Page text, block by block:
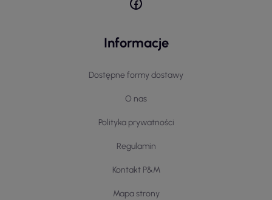
Informacje
Dostępne formy dostawy
O nas
Polityka prywatności
Regulamin
Kontakt P&M
Mapa strony